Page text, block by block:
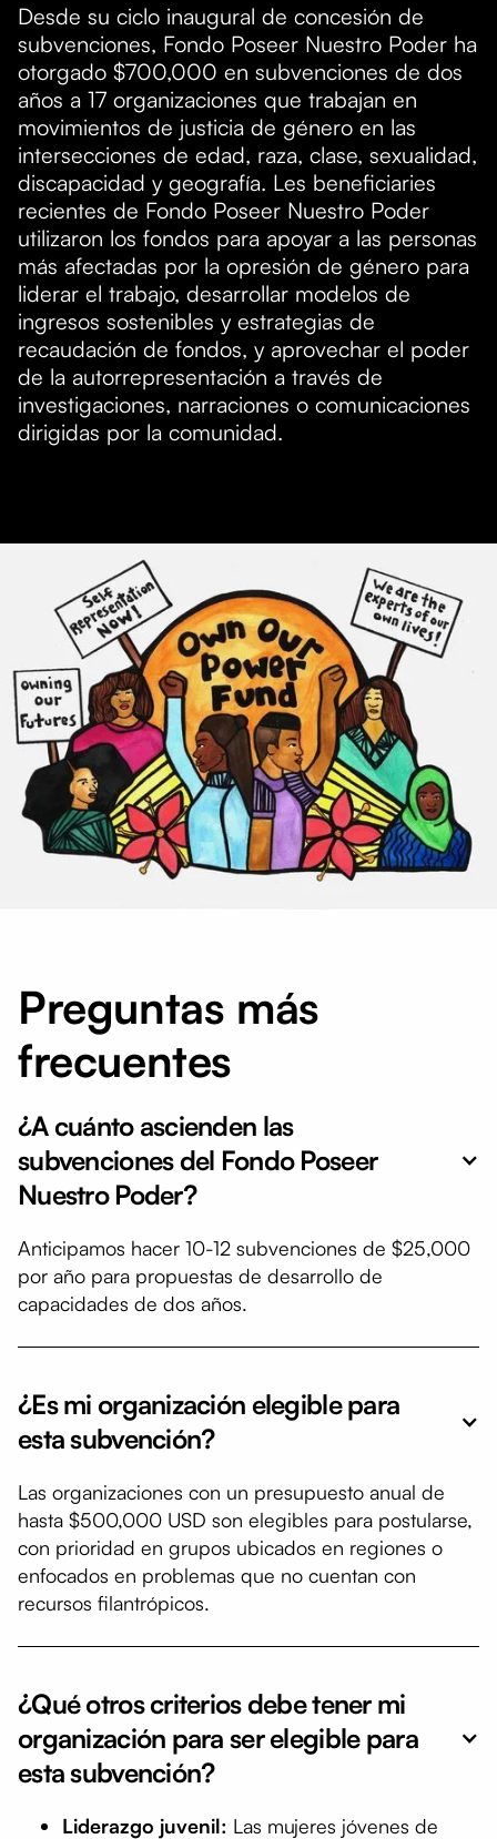
Desde su ciclo inaugural de concesión de
subvenciones, Fondo Poseer Nuestro Poder ha
otorgado $700,000 en subvenciones de dos
años a 17 organizaciones que trabajan en
movimientos de justicia de género en las
intersecciones de edad, raza, clase, sexualidad,
discapacidad y geografía. Les beneficiaries
recientes de Fondo Poseer Nuestro Poder
utilizaron los fondos para apoyar a las personas
más afectadas por la opresión de género para
liderar el trabajo, desarrollar modelos de
ingresos sostenibles y estrategias de
recaudación de fondos, y aprovechar el poder
de la autorrepresentación a través de
investigaciones, narraciones o comunicaciones
dirigidas por la comunidad.
Preguntas más
frecuentes
¿A cuánto ascienden las
subvenciones del Fondo Poseer
Nuestro Poder?
Anticipamos hacer 10-12 subvenciones de $25,000
por año para propuestas de desarrollo de
capacidades de dos años.
¿Es mi organización elegible para
esta subvención?
Las organizaciones con un presupuesto anual de
hasta $500,000 USD son elegibles para postularse,
con prioridad en grupos ubicados en regiones o
enfocados en problemas que no cuentan con
recursos filantrópicos.
¿Qué otros criterios debe tener mi
organización para ser elegible para
esta subvención?
Liderazgo juvenil: Las mujeres jóvenes de